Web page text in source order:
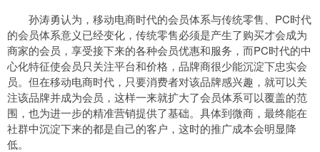
孙涛勇认为，移动电商时代的会员体系与传统零售、PC时代
的会员体系意义已经变化，传统零售必须是产生了购买才会成为
商家的会员，享受接下来的各种会员优惠和服务，而PC时代的中
心化特征使会员只关注平台和价格，品牌商很少能沉淀下忠实会
员。但在移动电商时代，只要消费者对该品牌感兴趣，就可以关
注该品牌并成为会员，这样一来就扩大了会员体系可以覆盖的范
围，也为进一步的精准营销提供了基础。具体到微商，最终能在
社群中沉淀下来的都是自己的客户，这时的推广成本会明显降
低。